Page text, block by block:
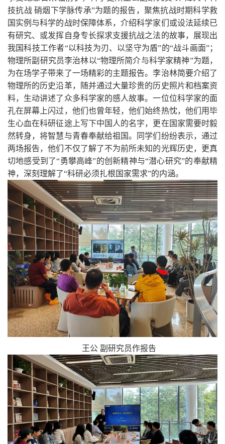
技抗战 硝烟下学脉传承”为题的报告，聚焦抗战时期科学救
国实例与科学的战时保障体系，介绍科学家们或设法延续已
有研究、或发挥自身专长探求支援抗战之法的故事，展现出
我国科技工作者“以科技为刃、以坚守为盾”的“战斗画面”；
物理所副研究员李治林以“物理所简介与科学家精神”为题，
为在场学子带来了一场精彩的主题报告。李治林简要介绍了
物理所的历史沿革，随并通过大量珍贵的历史照片和档案资
料，生动讲述了众多科学家的感人故事。一位位科学家的面
孔在屏幕上闪过，他们也曾年轻，他们始终热忱，他们用毕
生心血在科研征途上写下中国人的名字，更在国家需要时毅
然转身，将智慧与青春奉献给祖国。同学们纷纷表示，通过
两场报告，他们不仅了解了不为前所未知的光辉历史，更真
切地感受到了“勇攀高峰”的创新精神与“潜心研究”的奉献精
神，深刻理解了“科研必须扎根国家需求”的内涵。
王公 副研究员作报告